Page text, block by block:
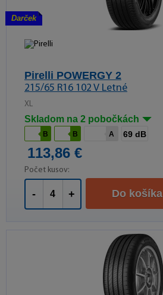
Darček
Pirelli POWERGY 2
215/65 R16 102 V Letné
XL
Skladom na 2 pobočkách
B B A 69 dB
113,86 €
Počet kusov:
- + Do košíka